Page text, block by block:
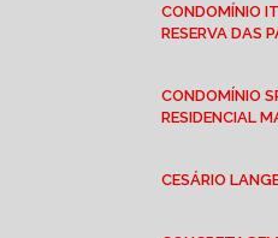
CONDOMÍNIO
RESERVA DAS
CONDOMÍNIO
RESIDENCIAL
CESÁRIO